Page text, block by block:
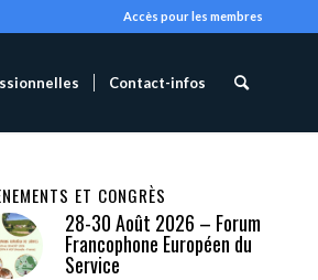
Accès pour les membres
Contact-infos
ET CONGRÈS
28-30 Août 2026 – Forum
Francophone Européen du
Service